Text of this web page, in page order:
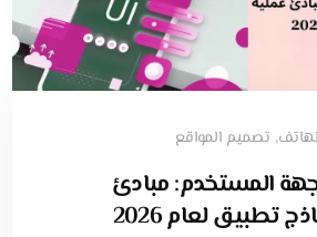
, تصميم المواقع
المستخدم: مبادئ
تطبيق لعام 2026